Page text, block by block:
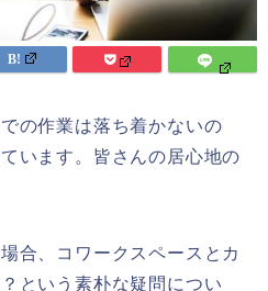
の作業は落ち着かないの
います。皆さんの居心地の
合、コワークスペースとカ
という素朴な疑問につい